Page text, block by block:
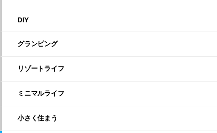
DIY
グランピング
リゾートライフ
ミニマルライフ
小さく住まう